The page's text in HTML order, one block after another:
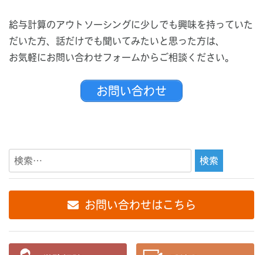
給与計算のアウトソーシングに少しでも興味を持っていた
だいた方、話だけでも聞いてみたいと思った方は、
お気軽にお問い合わせフォームからご相談ください。
お問い合わせ
検
索:
お問い合わせはこちら